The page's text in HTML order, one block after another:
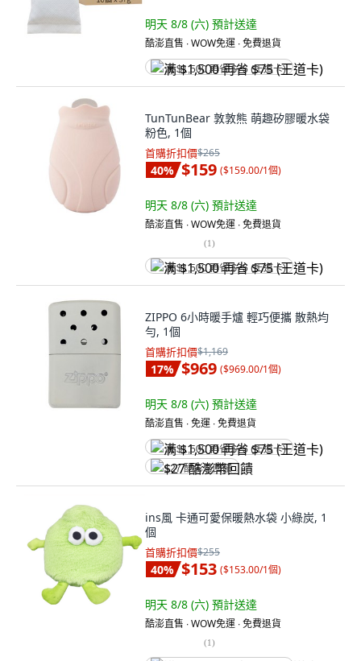
明天 8/8 (六) 預計送達
酷澎直售 ∙ WOW免運 ∙ 免費退貨
满 $1,500 再省 $75 (王道卡)
TunTunBear 敦敦熊 萌趣矽膠暖水袋
粉色, 1個
首購折扣價$265
40% $159 ($159.00/1個)
明天 8/8 (六) 預計送達
酷澎直售 ∙ WOW免運 ∙ 免費退貨
(1)
满 $1,500 再省 $75 (王道卡)
ZIPPO 6小時暖手爐 輕巧便攜 散熱均
勻, 1個
首購折扣價$1,169
17% $969 ($969.00/1個)
明天 8/8 (六) 預計送達
酷澎直售 ∙ 免運 ∙ 免費退貨
满 $1,500 再省 $75 (王道卡)
$27 酷澎幣回饋
ins風 卡通可愛保暖熱水袋 小綠炭, 1
個
首購折扣價$255
40% $153 ($153.00/1個)
明天 8/8 (六) 預計送達
酷澎直售 ∙ WOW免運 ∙ 免費退貨
(1)